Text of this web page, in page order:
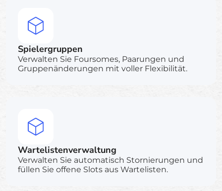
Spielergruppen
Verwalten Sie Foursomes, Paarungen und
Gruppenänderungen mit voller Flexibilität.
Wartelistenverwaltung
Verwalten Sie automatisch Stornierungen und
füllen Sie offene Slots aus Wartelisten.